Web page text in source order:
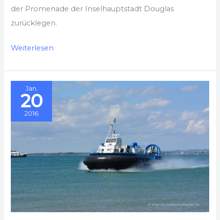
der Promenade der Inselhauptstadt Douglas
zurücklegen.
Pferdestraßenbahn
Man
Weiterlesen
Jan.
20
2016